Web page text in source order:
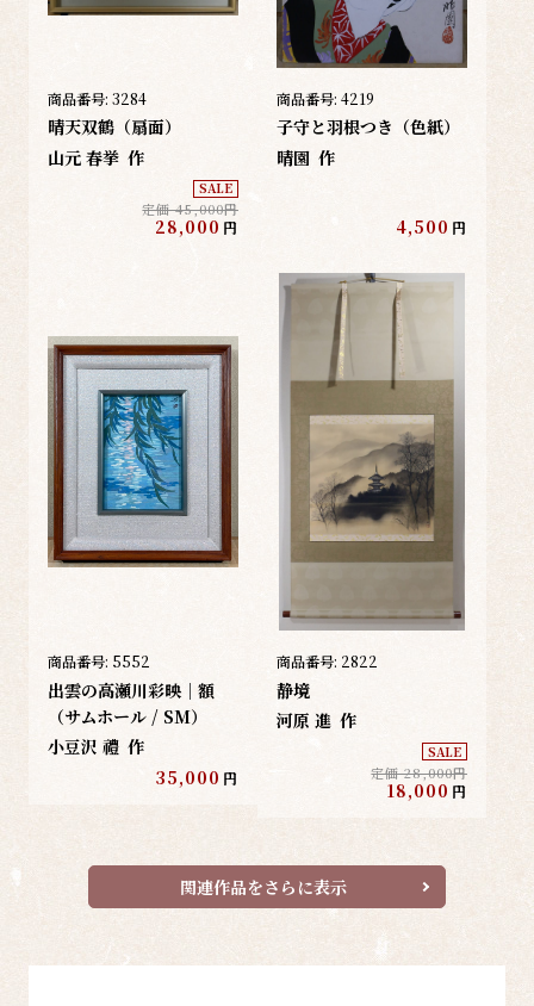
商品番号: 3284
晴天双鶴（扇面）
山元 春挙 作
SALE
定価 45,000円
28,000 円
商品番号: 4219
子守と羽根つき（色紙）
晴園 作
4,500 円
商品番号: 5552
出雲の高瀬川彩映｜額
（サムホール / SM）
小豆沢 禮 作
35,000 円
商品番号: 2822
静境
河原 進 作
SALE
定価 28,000円
18,000 円
関連作品をさらに表示